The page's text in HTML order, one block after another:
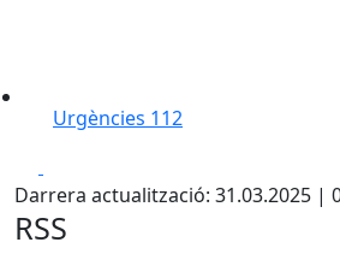
Urgències 112
Darrera actualització: 31.03.2025 |
RSS